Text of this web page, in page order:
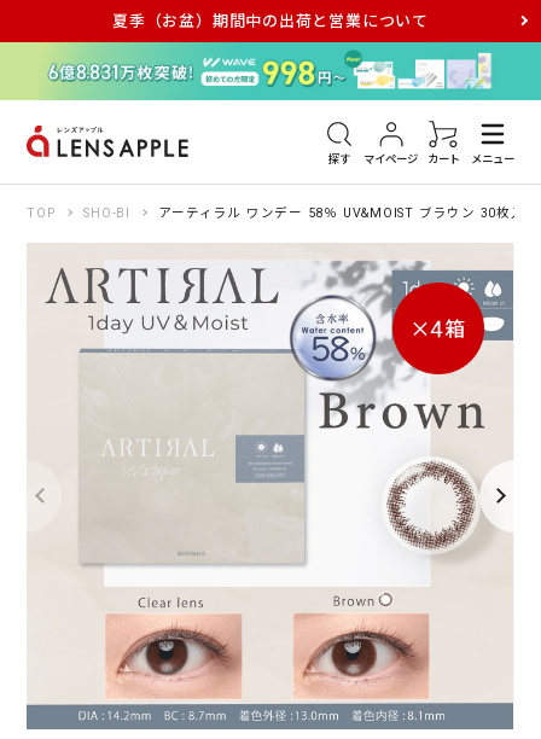
夏季（お盆）期間中の出荷と営業について
探す マイページ カート メニュー
アキュビュー メダリスト メガネ
TOP SHO-BI アーティラル ワンデー 58％ UV&MOIST ブラウン 30枚入